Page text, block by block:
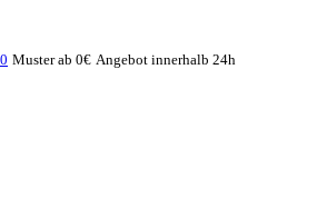
Muster ab 0€ Angebot innerhalb 24h